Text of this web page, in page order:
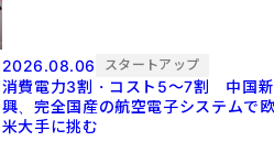
2026.08.06 スタートアップ
消費電力3割・コスト5〜7割 中国新
興、完全国産の航空電子システムで
米大手に挑む